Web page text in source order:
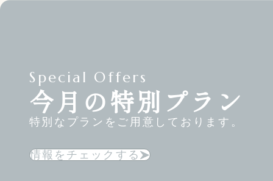
Special Offers
今月の特別プラン
特別なプランをご用意しております。
情報をチェックする